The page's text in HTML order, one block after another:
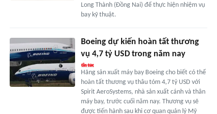
Long Thành (Đồng Nai) để thực hiện nhiệm vụ
bay kỹ thuật.
Boeing dự kiến hoàn tất thương
vụ 4,7 tỷ USD trong năm nay
Hãng sản xuất máy bay Boeing cho biết có thể
hoàn tất thương vụ thâu tóm 4,7 tỷ USD với
Spirit AeroSystems, nhà sản xuất cánh và thân
máy bay, trước cuối năm nay. Thương vụ sẽ
được tiến hành sau khi cơ quan quản lý Mỹ